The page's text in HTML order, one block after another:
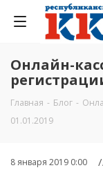
Онлайн-
Главная - Блог -
01.01.2019
8 января 2019 0:00